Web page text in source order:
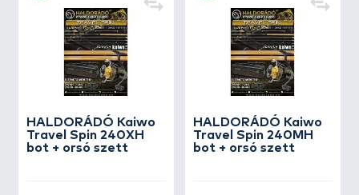
HALDORÁDÓ Kaiwo
Travel Spin 240XH
bot + orsó szett
HALDORÁDÓ Kaiwo
Travel Spin 240MH
bot + orsó szett